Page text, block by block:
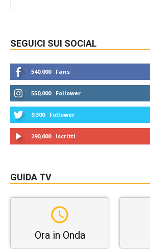
SEGUICI SUI SOCIAL
540,000 Fans
550,000 Follower
9,300 Follower
290,000 Iscritti
GUIDA TV
Ora in Onda